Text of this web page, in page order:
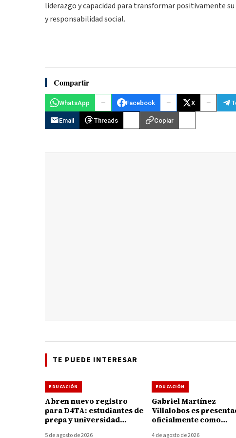
liderazgo y capacidad para transformar positivamente
y responsabilidad social.
Compartir
WhatsApp Facebook X
Email Threads Copiar
TE PUEDE INTERESAR
EDUCACIÓN
Abren nuevo registro
para D4TA: estudiantes de
prepa y universidad
5 de agosto de 2026
EDUCACIÓN
Gabriel Martínez
Villalobos es
oficialmente como
4 de agosto de 2026